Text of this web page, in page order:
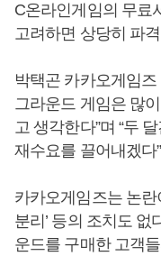
C온라인게임의 무료
고려하면 상당히 파
박택곤 카카오게임
그라운드 게임은 많
고 생각한다”며 “두
재수요를 끌어내겠다
카카오게임즈는 논란
분리’ 등의 조치도
운드를 구매한 고객